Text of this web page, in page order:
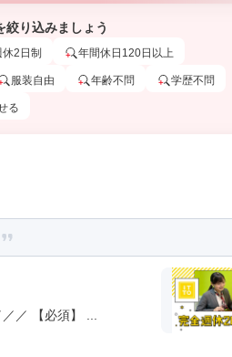
絞り込みましょう
2日制 年間休日120日以上
服装自由 年齢不問 学歴不問
る
／ 【必須】 ...